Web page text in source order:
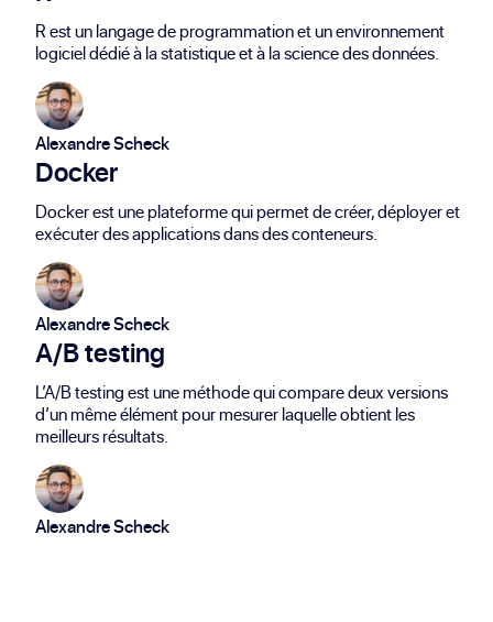
R est un langage de programmation et un environnement
logiciel dédié à la statistique et à la science des données.
Alexandre Scheck
Docker
Docker est une plateforme qui permet de créer, déployer et
exécuter des applications dans des conteneurs.
Alexandre Scheck
A/B testing
L’A/B testing est une méthode qui compare deux versions
d’un même élément pour mesurer laquelle obtient les
meilleurs résultats.
Alexandre Scheck